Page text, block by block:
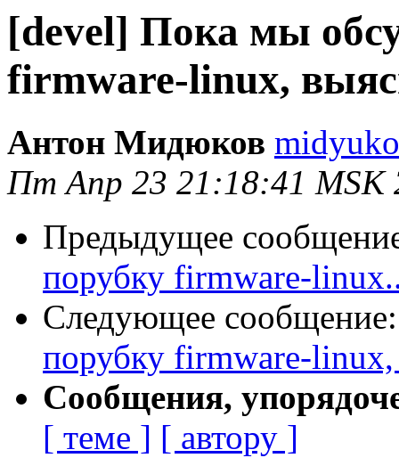
[devel] Пока мы
firmware-linux,
Антон Мидюков
Пт Апр 23 21:18:41 MSK
Предыдущее
порубку firmware-
Следующее
порубку firmware-linux,
Сообщения,
[ теме ] [ автору ]